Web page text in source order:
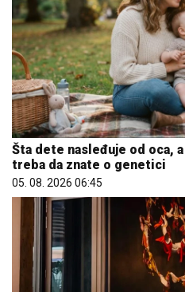
Šta dete nasleđuje od oca,
treba da znate o genetici
05. 08. 2026 06:45